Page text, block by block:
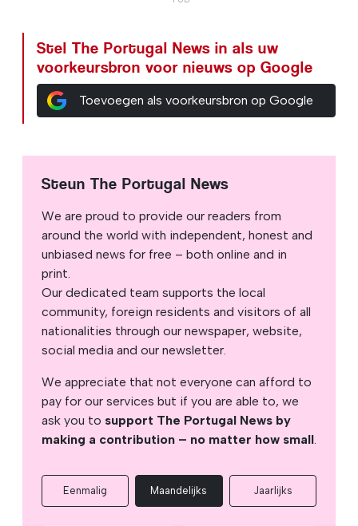
Stel The Portugal News in als uw
voorkeursbron voor nieuws op Google
Toevoegen als voorkeursbron op Google
Steun The Portugal News
We are proud to provide our readers from
around the world with independent, honest and
unbiased news for free – both online and in
print.
Our dedicated team supports the local
community, foreign residents and visitors of all
nationalities through our newspaper, website,
social media and our newsletter.
We appreciate that not everyone can afford to
pay for our services but if you are able to, we
ask you to support The Portugal News by
making a contribution – no matter how small.
Eenmalig Maandelijks Jaarlijks